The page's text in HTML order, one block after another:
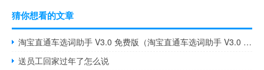
猜你想看的文章
淘宝直通车选词助手 V3.0 免费版（淘宝直通车选词助手 V3.0 免费版功能简介）
送员工回家过年了怎么说